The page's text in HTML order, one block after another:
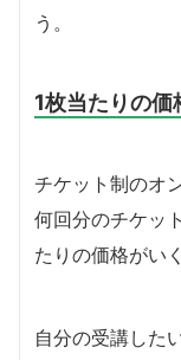
う。
1枚当たりの価
チケット制のオ
何回分のチケッ
たりの価格がい
自分の受講した